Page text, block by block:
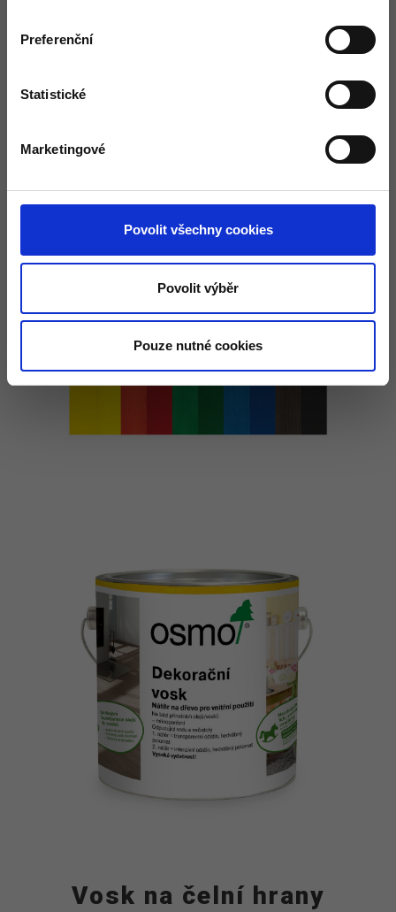
Preferenční
Statistické
Marketingové
Povolit všechny cookies
Povolit výběr
Pouze nutné cookies
Vosk na čelní hrany